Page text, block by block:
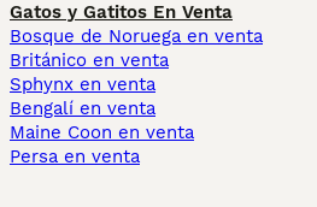
Gatos y Gatitos En Venta
Bosque de Noruega en venta
Británico en venta
Sphynx en venta
Bengalí en venta
Maine Coon en venta
Persa en venta